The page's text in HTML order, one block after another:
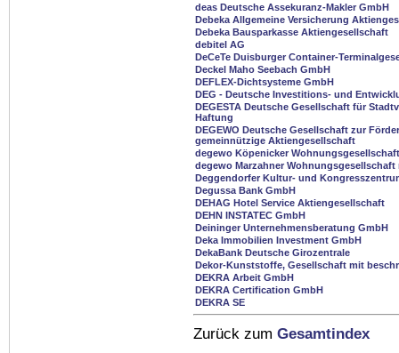
deas Deutsche Assekuranz-Makler GmbH
Debeka Allgemeine Versicherung
Debeka Bausparkasse Aktiengesellschaft
debitel AG
DeCeTe Duisburger Container-
Deckel Maho Seebach GmbH
DEFLEX-Dichtsysteme GmbH
DEG - Deutsche Investitions- und
DEGESTA Deutsche Gesellschaft für
Haftung
DEGEWO Deutsche Gesellschaft zur
gemeinnützige Aktiengesellschaft
degewo Köpenicker
degewo Marzahner Wohnungsgesellschaft
Deggendorfer Kultur- und
Degussa Bank GmbH
DEHAG Hotel Service Aktiengesellschaft
DEHN INSTATEC GmbH
Deininger Unternehmensberatung GmbH
Deka Immobilien Investment GmbH
DekaBank Deutsche Girozentrale
Dekor-Kunststoffe, Gesellschaft mit
DEKRA Arbeit GmbH
DEKRA Certification GmbH
DEKRA SE
Zurück zum Gesamtindex